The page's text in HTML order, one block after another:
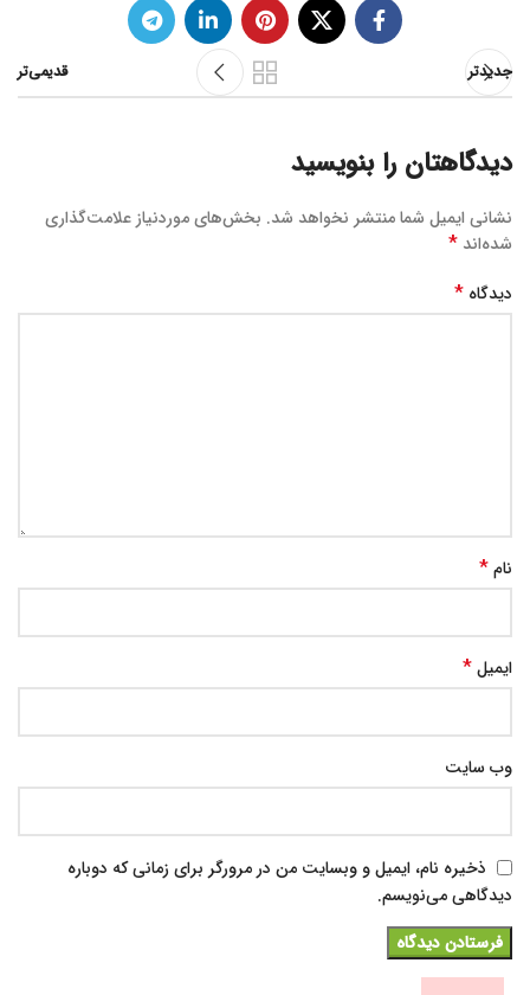
جدیدتر قدیمی‌تر
دیدگاهتان را بنویسید
نشانی ایمیل شما منتشر نخواهد شد. بخش‌های موردنیاز علامت‌گذاری
شده‌اند *
دیدگاه *
نام*
ایمیل*
وب‌ سایت
ذخیره نام، ایمیل و وبسایت من در مرورگر برای زمانی که دوباره
دیدگاهی می‌نویسم.